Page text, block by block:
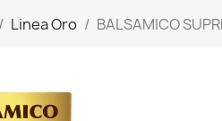
Linea Oro BALSAMICO